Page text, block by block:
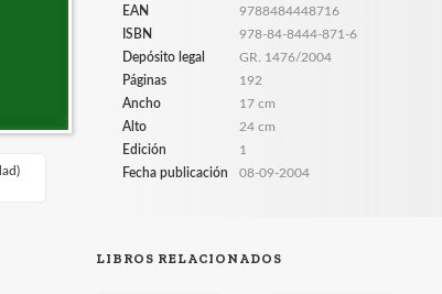
EAN
9788484448716
ISBN
978-84-8444-871-6
Depósito legal
GR. 1476/2004
Páginas
192
Ancho
17 cm
Alto
24 cm
Edición
1
Fecha publicación
08-09-2004
LIBROS RELACIONADOS